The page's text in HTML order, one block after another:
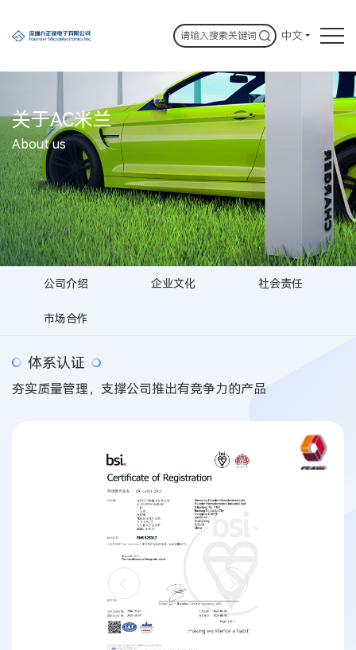
中文
关于AC米兰
About us
公司介绍 企业文化 社会责任
市场合作
体系认证
夯实质量管理，支撑公司推出有竞争力的产品